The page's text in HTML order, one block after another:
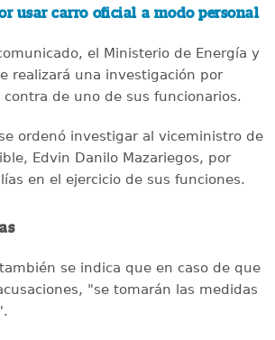
usar carro oficial a modo personal
el Ministerio de Energía y
realizará una investigación por
de uno de sus funcionarios.
ordenó investigar al viceministro de
Edvin Danilo Mazariegos, por
en el ejercicio de sus funciones.
se indica que en caso de que
"se tomarán las medidas